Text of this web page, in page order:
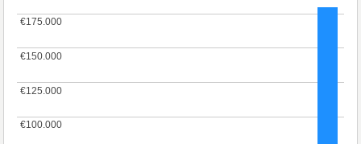
€100.000
€100.000
€125.000
€125.000
€150.000
€150.000
€175.000
€175.000